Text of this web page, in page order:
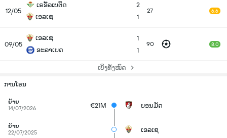
12/05
ເຣອັັລເບຕິດ
ເອລເຊ
2
1
27 6.6
09/05
ເອລເຊ
ອະລາເບດ
1
1
90 8.0
ເບິ່ງທັງໝົດ
ການໂອນ
ຍ້າຍ
14/07/2026
€21M ບອນມັດ
ຍ້າຍ
22/07/2025
ເອລເຊ